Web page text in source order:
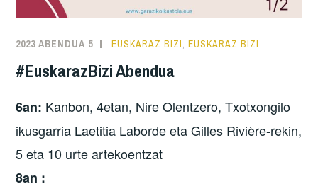
2023 ABENDUA 5 EUSKARAZ BIZI,EUSKARAZ BIZI
#EuskarazBizi Abendua
6an: Kanbon, 4etan, Nire Olentzero, Txotxongilo
ikusgarria Laetitia Laborde eta Gilles Rivière-rekin,
5 eta 10 urte artekoentzat
8an :